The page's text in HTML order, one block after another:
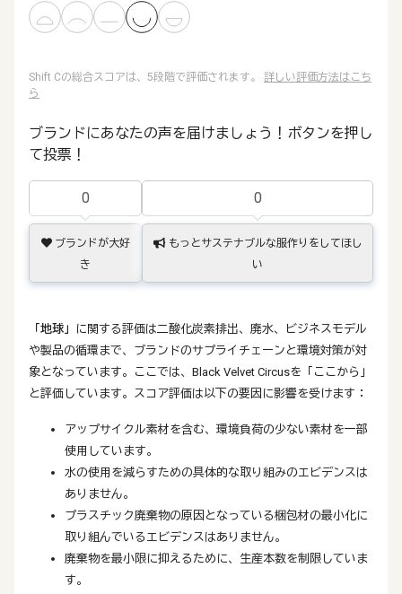
Shift Cの総合スコアは、5段階で評価されます。 詳しい評価方法はこち
ら
ブランドにあなたの声を届けましょう！ボタンを押し
て投票！
0
ブランドが大好
き
0
もっとサステナブルな服作りをしてほし
い
「地球」
に関する評価は二酸化炭素排出、廃水、ビジネスモデル
や製品の循環まで、ブランドのサプライチェーンと環境対策が対
象となっています。ここでは、Black Velvet Circusを「ここから」
と評価しています。スコア評価は以下の要因に影響を受けます：
アップサイクル素材を含む、環境負荷の少ない素材を一部
使用しています。
水の使用を減らすための具体的な取り組みのエビデンスは
ありません。
プラスチック廃棄物の原因となっている梱包材の最小化に
取り組んでいるエビデンスはありません。
廃棄物を最小限に抑えるために、生産本数を制限していま
す。